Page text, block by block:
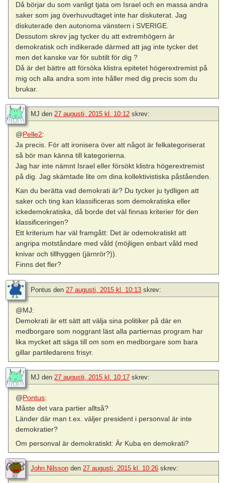
Då börjar du som vanligt tjata om Israel och en massa andra
saker som jag överhuvudtaget inte har diskuterat. Jag
diskuterade den autonoma vänstern i SVERIGE.
Dessutom skrev jag tycker du att extremhögern är
demokratisk och indikerade därmed att jag inte tycker det
men det kanske var för subtilt för dig ?
Då är det bättre att försöka klistra epitetet högerextremist på
mig och alla andra som inte håller med dig precis som du
brukar.
MJ den 27 augusti, 2015 kl. 10:12 skrev:
@Pelle2:
Ja precis. För att ironisera över att något är felkategoriserat
så bör man känna till kategorierna.
Jag har inte nämnt Israel eller försökt klistra högerextremist
på dig. Jag skämtade lite om dina kollektivistiska påståenden.
Kan du berätta vad demokrati är? Du tycker ju tydligen att
saker och ting kan klassificeras som demokratiska eller
ickedemokratiska, då borde det väl finnas kriterier för den
klassificeringen?
Ett kriterium har väl framgått: Det är odemokratiskt att
angripa motståndare med våld (möjligen enbart våld med
knivar och tillhyggen (järnrör?)).
Finns det fler?
Pontus den 27 augusti, 2015 kl. 10:13 skrev:
@MJ:
Demokrati är ett sätt att välja sina politiker på där en
medborgare som noggrant läst alla partiernas program har
lika mycket att säga till om som en medborgare som bara
gillar partiledarens frisyr.
MJ den 27 augusti, 2015 kl. 10:17 skrev:
@Pontus:
Måste det vara partier alltså?
Länder där man t.ex. väljer president i personval är inte
demokratier?
Om personval är demokratiskt: Är Kuba en demokrati?
John Nilsson den 27 augusti, 2015 kl. 10:26 skrev: